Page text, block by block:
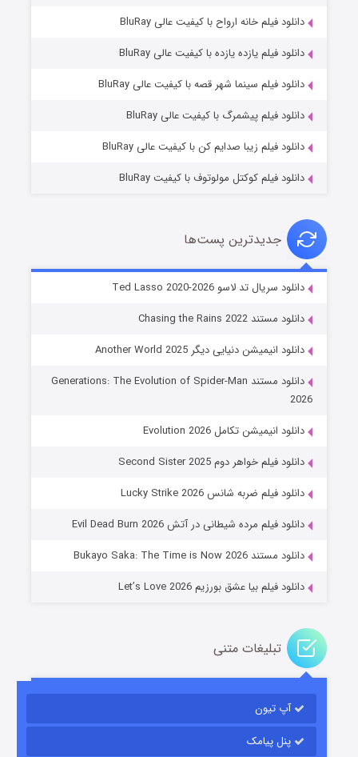
خاندان اژدها فصل ۳
جادوگری در مغولستان
باب اسفنجی فصل ۱۷
قسمت۶ (زیرنویس) منتشر شد
دانلود فیلم خانه ارواح با کیفیت عالی BluRay
دانلود فیلم یازده یازده با کیفیت عالی BluRay
دانلود فیلم سینما شهر قصه با کیفیت عالی BluRay
دانلود فیلم پیشمرگ با کیفیت عالی BluRay
دانلود فیلم زیبا صدایم کن با کیفیت عالی BluRay
دانلود فیلم کوکتل مولوتوف با کیفیت BluRay
جدیدترین پست‌ها
دانلود سریال تد لاسو Ted Lasso 2020-2026
دانلود مستند Chasing the Rains 2022
دانلود انیمیشن دنیایی دیگر Another World 2025
دانلود مستند Generations: The Evolution of Spider-Man
2026
دانلود انیمیشن تکامل Evolution 2026
دانلود فیلم خواهر دوم Second Sister 2025
دانلود فیلم ضربه شانس Lucky Strike 2026
دانلود فیلم مرده شیطانی در آتش Evil Dead Burn 2026
دانلود مستند Bukayo Saka: The Time is Now 2026
دانلود فیلم بیا عشق بورزیم Let’s Love 2026
تبلیغات متنی
آپ تیون
پنل پیامک